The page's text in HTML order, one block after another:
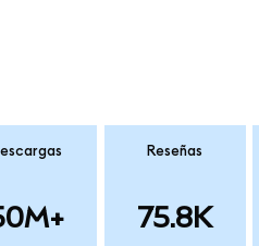
Reseñas
75.8K